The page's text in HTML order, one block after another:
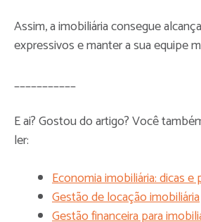
Assim, a imobiliária consegue
expressivos e manter a sua equipe
___________
E ai? Gostou do artigo? Você
ler:
Economia imobiliária: dicas e
Gestão de locação imobiliária
Gestão financeira para